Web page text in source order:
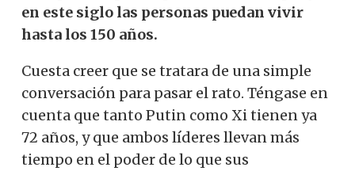
en este siglo las personas puedan vivir
hasta los 150 años.
Cuesta creer que se tratara de una simple
conversación para pasar el rato. Téngase en
cuenta que tanto Putin como Xi tienen ya
72 años, y que ambos líderes llevan más
tiempo en el poder de lo que sus